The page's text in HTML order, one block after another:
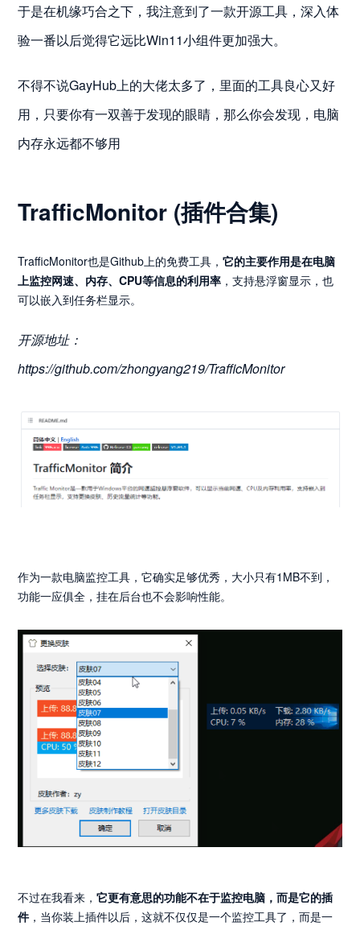
于是在机缘巧合之下，我注意到了一款开源工具，深入体
验一番以后觉得它远比Win11小组件更加强大。
不得不说GayHub上的大佬太多了，里面的工具良心又好
用，只要你有一双善于发现的眼睛，那么你会发现，电脑
内存永远都不够用
TrafficMonitor (插件合集)
TrafficMonitor也是Github上的免费工具，它的主要作用是在电脑
上监控网速、内存、CPU等信息的利用率 ，支持悬浮窗显示，也
可以嵌入到任务栏显示。
开源地址：
https://github.com/zhongyang219/TrafficMonitor
作为一款电脑监控工具，它确实足够优秀，大小只有1MB不到，
功能一应俱全，挂在后台也不会影响性能。
不过在我看来，它更有意思的功能不在于监控电脑，而是它的插
件，当你装上插件以后，这就不仅仅是一个监控工具了，而是一